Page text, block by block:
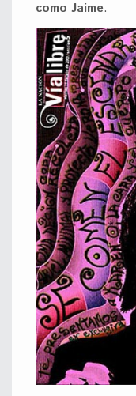
como Jaime.